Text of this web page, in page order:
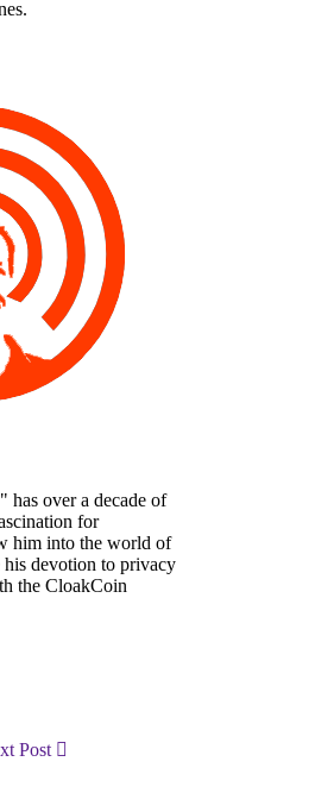
over a decade of
for
him into the world of
devotion to privacy
the CloakCoin
Post